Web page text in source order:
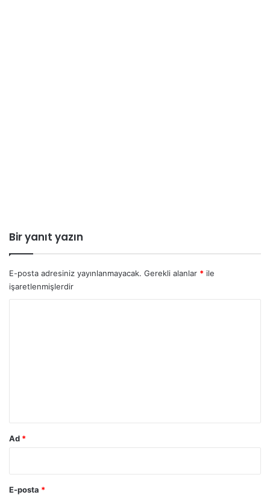
Bir yanıt yazın
E-posta adresiniz yayınlanmayacak. Gerekli alanlar * ile
işaretlenmişlerdir
Ad *
E-posta *